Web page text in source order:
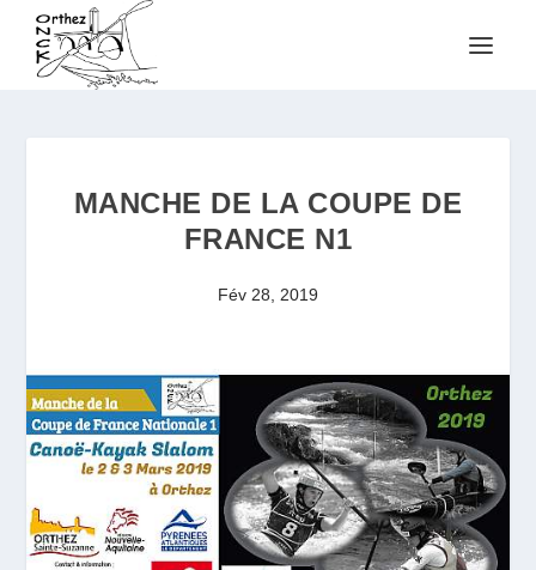
MANCHE DE LA COUPE DE
FRANCE N1
Fév 28, 2019